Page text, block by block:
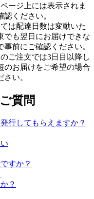
ージ上には表示されま
ください。
は配達日数は変動いた
でも翌日にお届けできな
前にご確認ください。
ご注文では3日目以降し
のお届けをご希望の場合
い。
質問
行してもらえますか？
すか？
？